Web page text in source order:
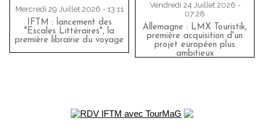
Mercredi 29 Juillet 2026 - 13:11
IFTM : lancement des
"Escales Littéraires", la
première librairie du voyage
Vendredi 24 Juillet 2026 -
07:28
Allemagne : LMX Touristik,
première acquisition d'un
projet européen plus
ambitieux